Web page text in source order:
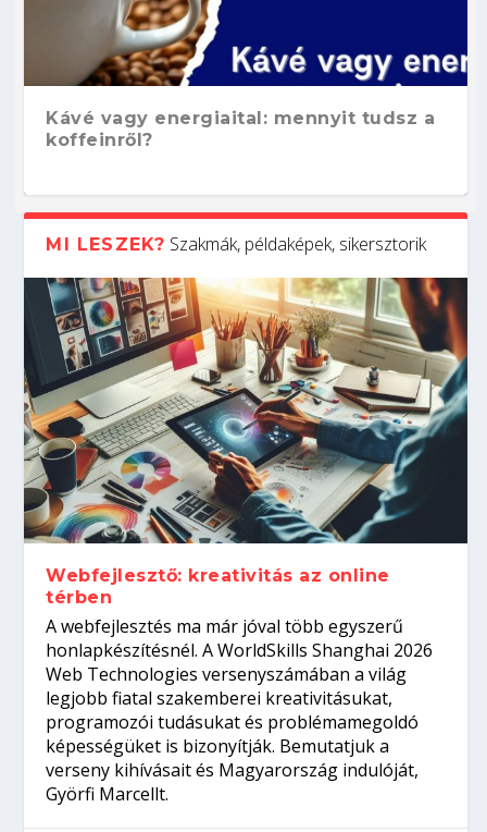
Kávé vagy energiaital: mennyit tudsz a
koffeinről?
Hogyan készíts ATS-barát önéletrajzot?
Így növelheted az esélyedet az
állásinterjúra...
Kitalálod, mire használják ezeket a
gépeket?
Nem sikerült az egyetemi felvételi?
Tanulj szakmát!
Szoftverfejlesztő: verseny kódban –
amikor néhány sor program dönti el a
világversenyt...
MI LESZEK? Szakmák, példaképek, sikersztorik
Webfejlesztő: kreativitás az online
térben
A webfejlesztés ma már jóval több egyszerű
honlapkészítésnél. A WorldSkills Shanghai 2026
Web Technologies versenyszámában a világ
legjobb fiatal szakemberei kreativitásukat,
programozói tudásukat és problémamegoldó
képességüket is bizonyítják. Bemutatjuk a
verseny kihívásait és Magyarország indulóját,
Györfi Marcellt.